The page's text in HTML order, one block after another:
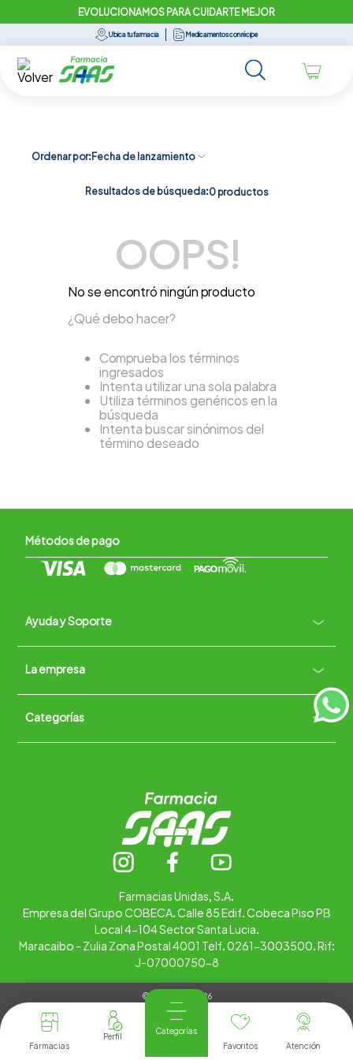
EVOLUCIONAMOS PARA CUIDARTE MEJOR
Ubica tu farmacia Medicamentos con récipe
Farmacias
Categorías
Favoritos
Atención
Ordenar por Fecha de lanzamiento
Resultados de búsqueda:0 productos
OOPS!
No se encontró ningún producto
¿Qué debo hacer?
Comprueba los términos
ingresados
Intenta utilizar una sola palabra
Utiliza términos genéricos en la
búsqueda
Intenta buscar sinónimos del
término deseado
Métodos de pago
Ayuda y Soporte +
Contacto vía WhatsApp
Términos y condiciones
La empresa +
Quiénes somos
Trabaja con nosotros
Categorías +
Farmacias Unidas, S.A.
Empresa del Grupo COBECA. Calle 85 Edif. Cobeca Piso PB
Local 4-104 Sector Santa Lucia.
Maracaibo - Zulia Zona Postal 4001 Telf. 0261-3003500. Rif:
J-07000750-8
© Copyright 2026
Tienda Virtual desarrollada por
Tecnología